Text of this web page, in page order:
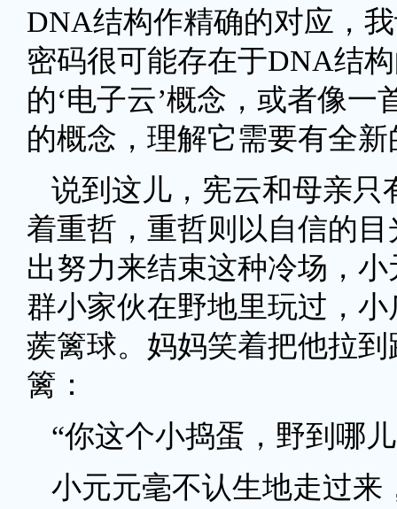
DNA结构作精确的对应，
密码很可能存在于DNA结
的‘电子云’概念，或者像
的概念，理解它需要有全
说到这儿，宪云和母亲只
着重哲，重哲则以自信的
出努力来结束这种冷场，
群小家伙在野地里玩过，
蒺篱球。妈妈笑着把他拉
篱：
“你这个小捣蛋，野到哪
小元元毫不认生地走过来